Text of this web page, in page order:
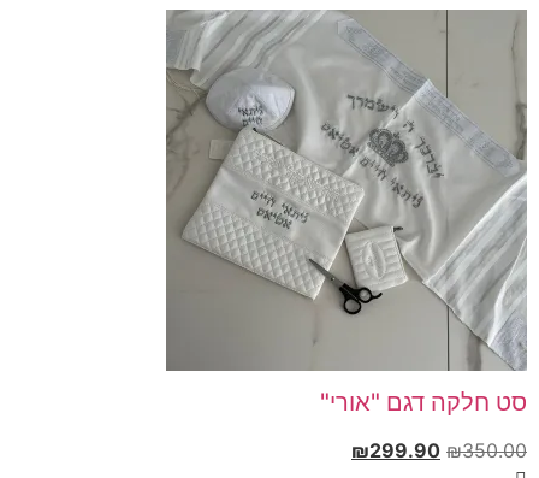
סט חלקה דגם "אורי"
₪350.00
₪299.90